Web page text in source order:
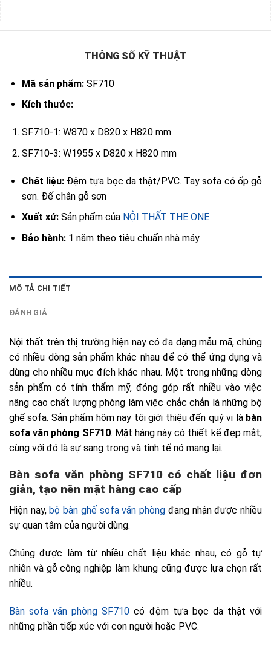
THÔNG SỐ KỸ THUẬT
Mã sản phẩm:SF710
Kích thước:
SF710-1: W870 x D820 x H820 mm
SF710-3: W1955 x D820 x H820 mm
Chất liệu: Đệm tựa bọc da thật/PVC. Tay sofa có ốp gỗ
sơn. Đế chân gỗ sơn
Xuất xứ:Sản phẩm của NỘI THẤT THE ONE
Bảo hành:1 năm theo tiêu chuẩn nhà máy
MÔ TẢ CHI TIẾT
ĐÁNH GIÁ
bàn
sofa văn phòng SF710
bộ bàn ghế sofa văn phòng
Bàn sofa văn phòng SF710